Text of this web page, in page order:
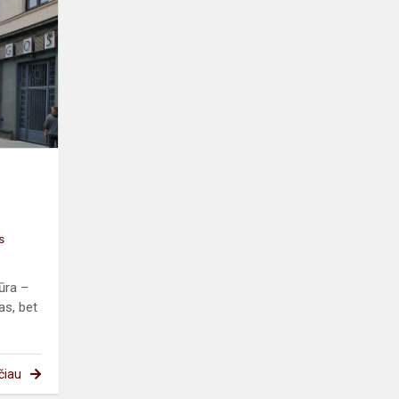
architektai
Kauno
modernizmo
–
bet